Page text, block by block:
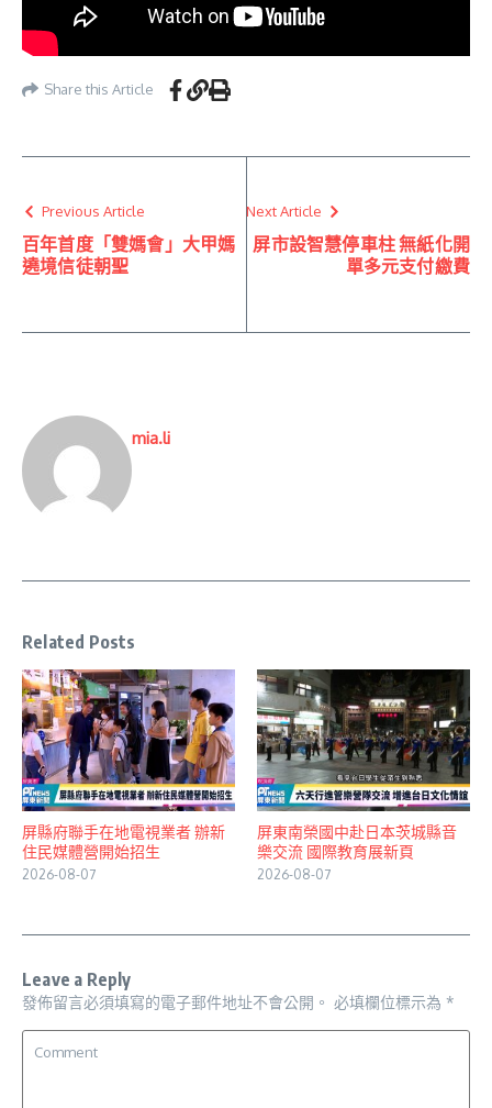
Share this Article
Previous Article
百年首度「雙媽會」大甲媽
遶境信徒朝聖
Next Article
屏市設智慧停車柱 無紙化開
單多元支付繳費
mia.li
Related Posts
屏縣府聯手在地電視業者 辦新
住民媒體營開始招生
2026-08-07
屏東南榮國中赴日本茨城縣音
樂交流 國際教育展新頁
2026-08-07
Leave a Reply
發佈留言必須填寫的電子郵件地址不會公開。 必填欄位標示為 *